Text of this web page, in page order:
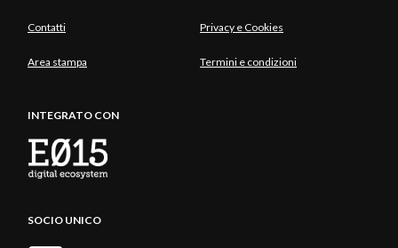
Contatti Privacy e Cookies
Area stampa Termini e condizioni
INTEGRATO CON
SOCIO UNICO